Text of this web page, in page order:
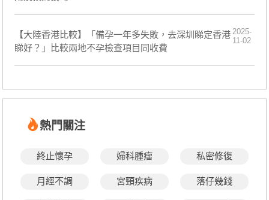
【大陸香港比較】「備孕一年多失敗，去深圳睇定香港
睇好？」比較兩地不孕檢查項目同收費
2025-
11-02
熱門關注
終止懷孕 婦科腫瘤 私密修復
月經不調 宮頸疾病 落仔幾錢